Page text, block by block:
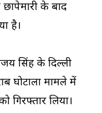
के बाद
है।
सिंह के दिल्ली
घोटाला मामले में
गिरफ्तार लिया।